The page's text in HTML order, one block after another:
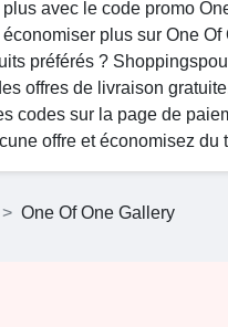
avec le code promo
plus sur One
préférés ?
offres de livraison
codes sur la page de
offre et économisez
One Of One Gallery